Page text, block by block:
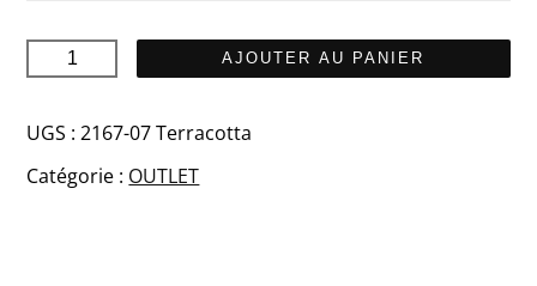
quantité
ARCTOS
bonnet
AJOUTER AU PANIER
UGS :2167-07 Terracotta
Catégorie : OUTLET